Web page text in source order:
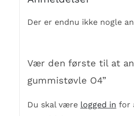
Der er endnu ikke nogle
Vær den første til at
gummistøvle O4”
Du skal være logged in for